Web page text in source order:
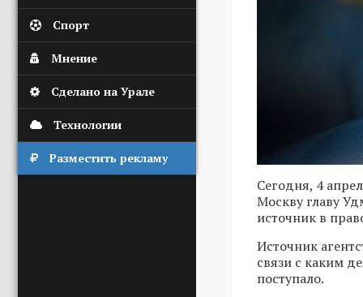
Спорт
Мнение
Сделано на Урале
Технологии
Разместить рекламу
Сегодня, 4
Москву главу
источник в
Источник
связи с каким
поступало.